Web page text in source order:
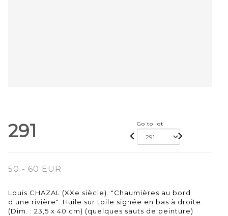
291 Go to lot
50 - 60 EUR
Louis CHAZAL (XXe siècle). "Chaumières au bord
d'une rivière". Huile sur toile signée en bas à droite.
(Dim. : 23,5 x 40 cm) (quelques sauts de peinture)